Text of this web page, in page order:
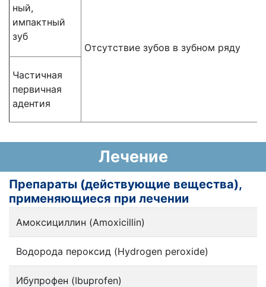
ный,
импактный
зуб
Отсутствие зубов в зубном ряду
Частичная
первичная
адентия
Лечение
Препараты (действующие вещества),
применяющиеся при лечении
Амоксициллин (Amoxicillin)
Водорода пероксид (Hydrogen peroxide)
Ибупрофен (Ibuprofen)